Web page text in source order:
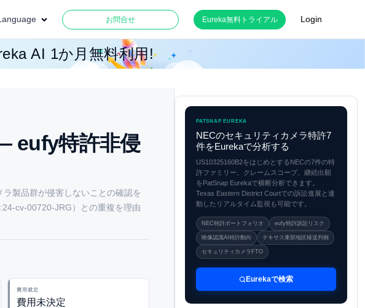
お問合せ Eureka無料トライアル Login
AI 1か月無料利用!
eufy特許非侵
製品群が侵害しないことの確認を
cv-00720-JRG）との重複を理由
費用裁定
費用未決定
PATSNAP EUREKA
NECのセキュリティカメラ特許7
件をEurekaで分析する
US10325160B2をはじめとするNECの7件の特
許ファミリー、クレームスコープ、継続出願
をPatSnap Eurekaで横断分析できます。
Texas Eastern District Courtでの訴訟進展と連
動したリアルタイム監視も可能です。
NEC特許ポートフォリオ eufy特許訴訟リスク
映像認識AI特許動向 テキサス東部地区移送判例
セキュリティカメラFTO
Eurekaで検索